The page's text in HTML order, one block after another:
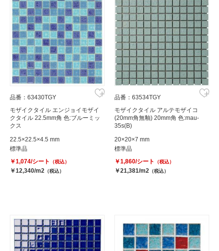
品番：63430TGY
モザイクタイル エンジョイモザイ
クタイル 22.5mm角 色:ブルーミッ
クス
22.5×22.5×4.5 mm
標準品
￥1,074/シート
（税込）
￥12,340/m2 （税込）
品番：63534TGY
モザイクタイル アルテモザイコ
(20mm角無釉) 20mm角 色:mau-
35s(B)
20×20×7 mm
標準品
￥1,860/シート
（税込）
￥21,381/m2 （税込）